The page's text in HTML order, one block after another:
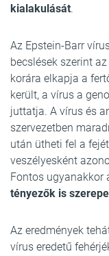
kialakulását.
Az Epstein-Barr
becslések szerint
korára elkapja a
került, a vírus a
juttatja. A vírus és
szervezetben
után ütheti fel a
veszélyesként
Fontos ugyanakkor
tényezők is
Az eredmények
vírus eredetű